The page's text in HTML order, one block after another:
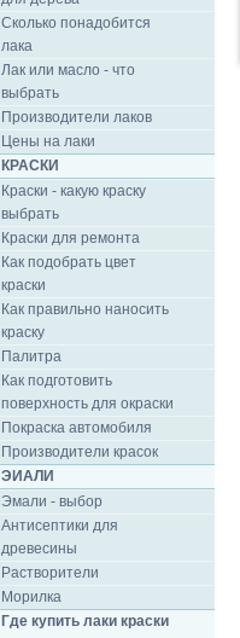
Сколько понадобится
лака
Лак или масло - что
выбрать
Производители лаков
Цены на лаки
КРАСКИ
Краски - какую краску
выбрать
Краски для ремонта
Как подобрать цвет
краски
Как правильно наносить
краску
Палитра
Как подготовить
поверхность для окраски
Покраска автомобиля
Производители красок
ЭИАЛИ
Эмали - выбор
Антисептики для
древесины
Растворители
Морилка
Где купить лаки краски